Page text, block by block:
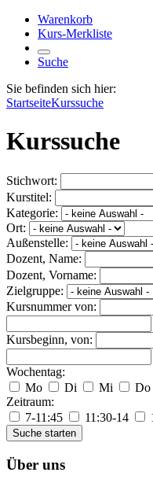
Warenkorb
Kurs-Merkliste
Suche
Sie befinden sich hier:
StartseiteKurssuche
Kurssuche
Stichwort:
Kurstitel:
Kategorie:
Ort:
Außenstelle:
Dozent, Name:
Dozent, Vorname:
Zielgruppe:
Kursnummer von:
Kursbeginn, von:
Wochentag:
Mo
Di Mi Do
Zeitraum:
7-11:45
11:30-14
Suche starten
Über uns